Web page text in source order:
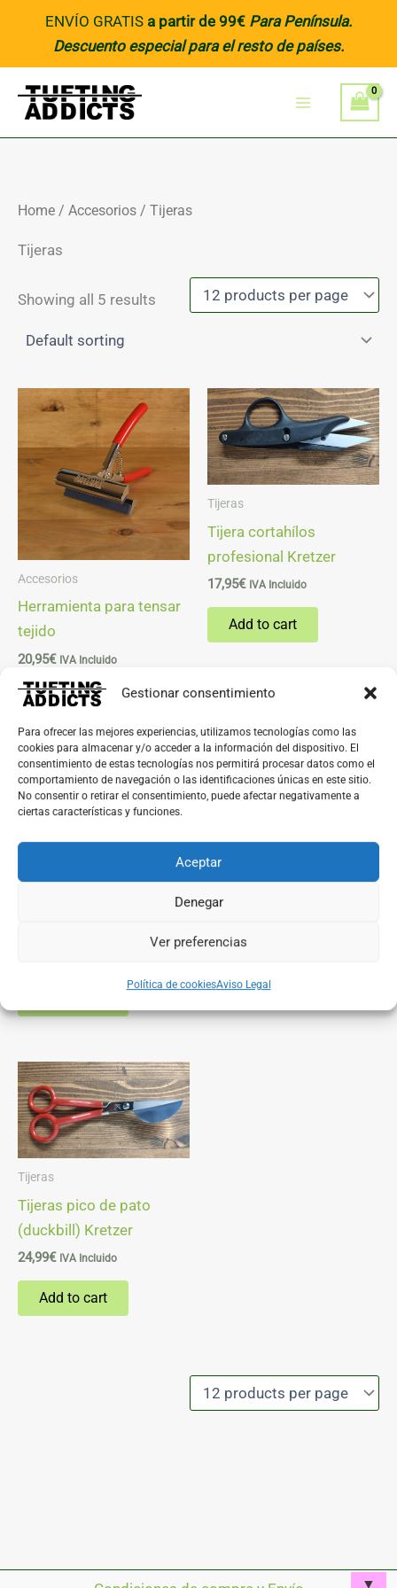
Gestionar consentimiento
Para ofrecer las mejores experiencias, utilizamos tecnologías como las
cookies para almacenar y/o acceder a la información del dispositivo. El
consentimiento de estas tecnologías nos permitirá procesar datos como el
comportamiento de navegación o las identificaciones únicas en este sitio.
No consentir o retirar el consentimiento, puede afectar negativamente a
ciertas características y funciones.
Aceptar
Denegar
Ver preferencias
Política de cookiesAviso Legal
ENVÍO GRATIS a partir de 99€ Para Península.
Descuento especial para el resto de países.
Home / Accesorios / Tijeras
Tijeras
Showing all 5 results
Accesorios
Herramienta para tensar
tejido
20,95€ IVA Incluido
Add to cart
Tijeras
Tijera cortahílos
profesional Kretzer
17,95€ IVA Incluido
Add to cart
Tijeras Tijeras
Tijera de sastre Kretzer
24,99
Tijeras
Tijeras pico de pato
(duckbill) Kretzer
24,99€ IVA Incluido
Add to cart
▼